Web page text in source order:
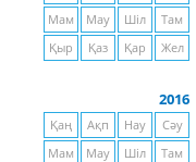
Мам
Мау Шіл
Там
Қыр
Қаз Қар Жел
2016
Қаң Ақп Нау
Сәу
Мам
Мау Шіл
Там